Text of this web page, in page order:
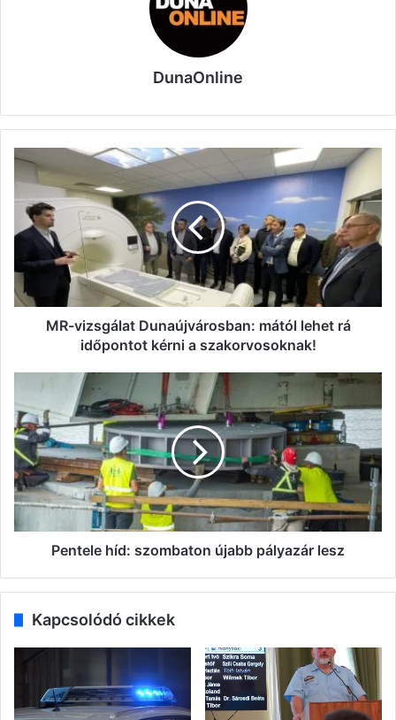
DunaOnline
MR-
vizsgálat
Dunaújvárosban:
mától
lehet
időpontot
a
szakorvosoknak!
MR-vizsgálat Dunaújvárosban: mától lehet rá
időpontot kérni a szakorvosoknak!
szombaton
újabb
pályazár
lesz
Pentele híd: szombaton újabb pályazár lesz
Kapcsolódó cikkek